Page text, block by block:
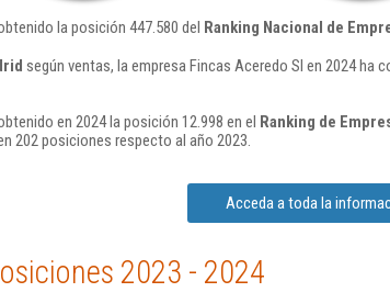
la posición 447.580 del Ranking Nacional de
según ventas, la empresa Fincas Aceredo Sl en 2024
en 2024 la posición 12.998 en el Ranking de
202 posiciones respecto al año 2023.
Acceda a toda la
2023 - 2024